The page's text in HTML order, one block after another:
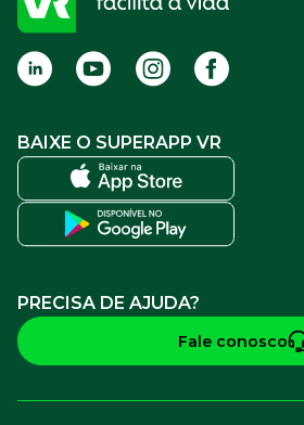
Termos de Uso
BAIXE O SUPERAPP VR
PRECISA DE AJUDA?
Fale conosco